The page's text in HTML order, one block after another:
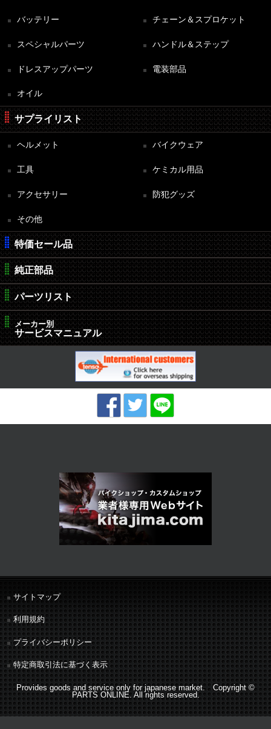
バッテリー チェーン＆スプロケット
スペシャルパーツ ハンドル＆ステップ
ドレスアップパーツ 電装部品
オイル
サプライリスト
ヘルメット バイクウェア
工具 ケミカル用品
アクセサリー 防犯グッズ
その他
特価セール品
純正部品
パーツリスト
メーカー別
サービスマニュアル
サイトマップ
利用規約
プライバシーポリシー
特定商取引法に基づく表示
Provides goods and service only for japanese market. Copyright ©
PARTS ONLINE. All rights reserved.